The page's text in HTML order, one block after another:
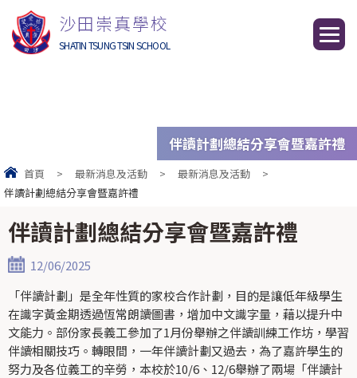
沙田崇真學校
SHATIN TSUNG TSIN SCHOOL
伴讀計劃總結分享會暨嘉許禮
首頁 > 最新消息及活動 > 最新消息及活動
>
伴讀計劃總結分享會暨嘉許禮
伴讀計劃總結分享會暨嘉許禮
12/06/2025
「伴讀計劃」是全年性質的家校合作計劃，目的是讓低年級學生
在識字黃金期透過恆常朗讀圖書，增加中文識字量，藉以提升中
文能力。部份家長義工參加了1月份舉辦之伴讀訓練工作坊，學習
伴讀相關技巧。轉眼間，一年伴讀計劃又過去，為了嘉許學生的
努力及各位義工的辛勞，本校於10/6、12/6舉辦了兩場「伴讀計